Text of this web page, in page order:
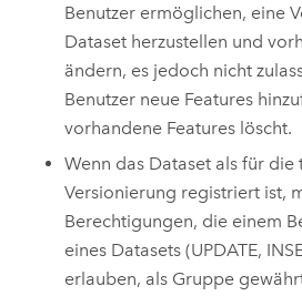
Benutzer ermöglichen, eine
Dataset herzustellen und
ändern, es jedoch nicht
Benutzer neue Features
vorhandene Features löscht.
Wenn das Dataset als für
Versionierung registriert ist,
Berechtigungen, die einem
eines Datasets (UPDATE,
erlauben, als Gruppe